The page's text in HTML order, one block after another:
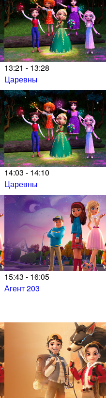
13:21 - 13:28
Царевны
14:03 - 14:10
Царевны
15:43 - 16:05
Агент 203